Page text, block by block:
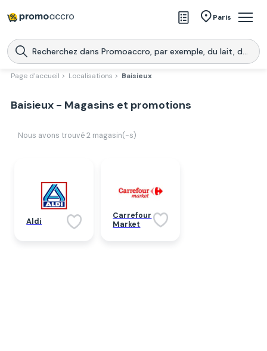
Paris
Magasins
Produits
Promoaccro
l'application
Page d'accueil > Localisations > Baisieux
Baisieux - Magasins et promotions
Nous avons trouvé 2 magasin(-s)
Aldi
Carrefour
Market